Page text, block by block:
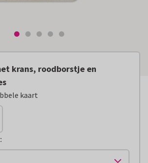
krans, roodborstje en
kaart
: